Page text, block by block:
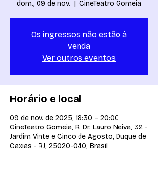
dom., 09 de nov.
  |
CineTeatro Gomeia
Os ingressos não estão à
venda
Ver outros eventos
Horário e local
09 de nov. de 2025, 18:30 – 20:00
CineTeatro Gomeia, R. Dr. Lauro Neiva, 32 -
Jardim Vinte e Cinco de Agosto, Duque de
Caxias - RJ, 25020-040, Brasil